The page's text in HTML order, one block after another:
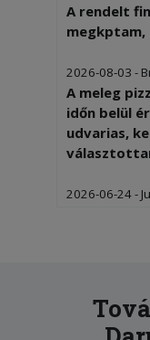
A rendelt
2026-08-03 -
A meleg
időn belül
udvarias,
2026-06-24 -
2026-05-21 - :